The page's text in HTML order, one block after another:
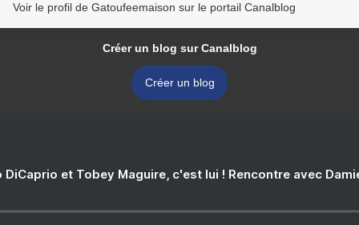
Voir le profil de Gatoufeemaison sur le portail Canalblog
Créer un blog sur Canalblog
Créer un blog
DiCaprio et Tobey Maguire, c'est lui ! Rencontre avec